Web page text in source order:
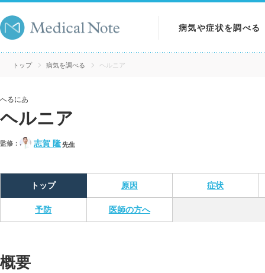
病気や症状を調べる
病気を調べる
トップ 病気を調べる ヘルニア
へるにあ
ヘルニア
監修： 志賀 隆先生
トップ 原因 症状
予防 医師の方へ
概要